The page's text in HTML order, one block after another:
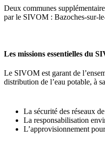
Deux communes
par le SIVOM : Bazoches-sur-
Les missions essentielles du
Le SIVOM est garant de
distribution de l’eau potable, à
La sécurité des réseaux
La responsabilisation
L’approvisionnement